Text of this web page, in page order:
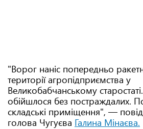
"Ворог наніс попередньо
території агропідприємства у
Великобабчанському
обійшлося без постраждалих.
складські приміщення", —
голова Чугуєва Галина Мінаєва.